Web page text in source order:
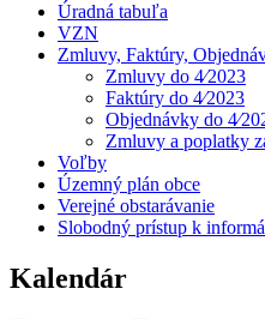
Úradná tabuľa
VZN
Zmluvy, Faktúry,
Zmluvy do 4⁄2023
Faktúry do 4⁄2023
Objednávky do
Zmluvy a poplatky
Voľby
Územný plán obce
Verejné obstarávanie
Slobodný prístup k
Kalendár